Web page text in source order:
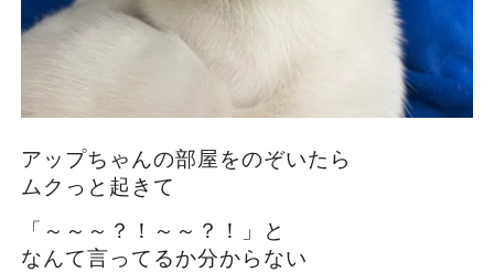
アップちゃんの部屋をのぞいたら
ムクっと起きて
「～～～？！～～？！」と
なんて言ってるか分からない